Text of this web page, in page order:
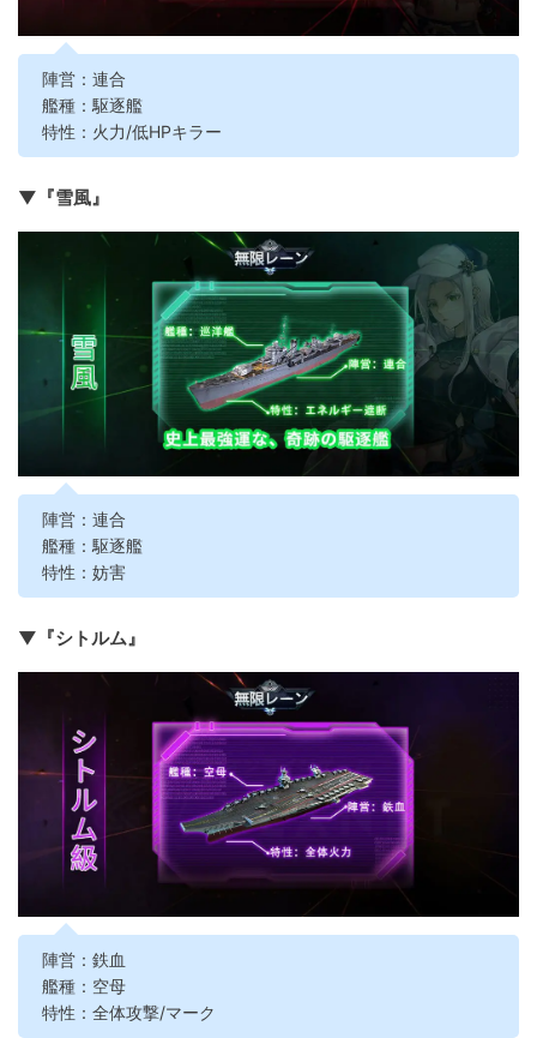
陣営：連合
艦種：駆逐艦
特性：火力/低HPキラー
▼『雪風』
陣営：連合
艦種：駆逐艦
特性：妨害
▼『シトルム』
陣営：鉄血
艦種：空母
特性：全体攻撃/マーク